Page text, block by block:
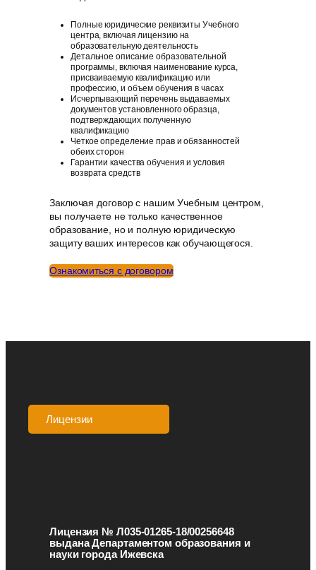
Полные юридические реквизиты Учебного
центра, включая лицензию на
образовательную деятельность
Детальное описание образовательной
программы, включая наименование курса,
присваиваемую квалификацию или
профессию, и объем обучения в часах
Исчерпывающий перечень выдаваемых
документов установленного образца,
подтверждающих полученную
квалификацию
Четкое определение прав и обязанностей
обеих сторон
Гарантии качества обучения и условия
возврата средств
Заключая договор с нашим Учебным центром,
вы получаете не только качественное
образование, но и полную юридическую
защиту ваших интересов как обучающегося.
Ознакомиться с договором
Лицензии
Лицензия № Л035-01265-18/00256648
выдана Департаментом образования и
науки города Ижевска